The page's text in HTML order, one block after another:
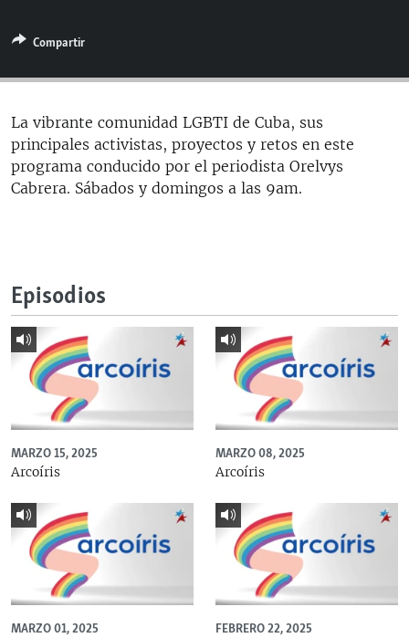
ESPECIALES
ESPECIALES
LA REALIDAD DE LA VIVIENDA EN CUBA
SER VIEJO EN CUBA
KENTU-CUBANO
MULTIMEDIA
EDITORIALES
SÍGUENOS
Compartir
La vibrante comunidad LGBTI de Cuba, sus
principales activistas, proyectos y retos en este
programa conducido por el periodista Orelvys
Cabrera. Sábados y domingos a las 9am.
Episodios
MARZO 15, 2025
Arcoíris
MARZO 08, 2025
Arcoíris
MARZO 01, 2025
FEBRERO 22, 2025